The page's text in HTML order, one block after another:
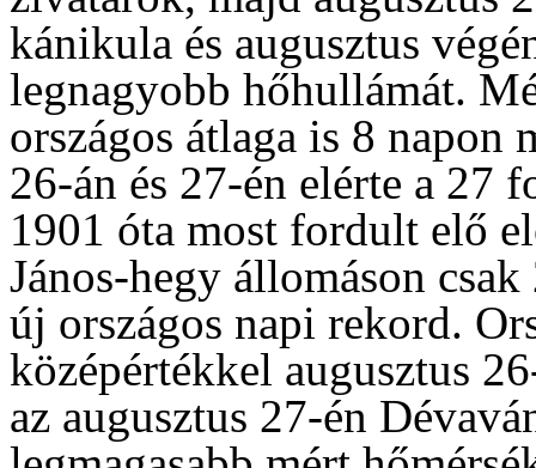
kánikula és augusztus
legnagyobb hőhullámát.
országos átlaga is 8 napon
26-án és 27-én elérte a 27
1901 óta most fordult elő
János-hegy állomáson
új országos napi rekord.
középértékkel augusztus
az augusztus 27-én